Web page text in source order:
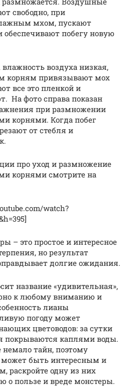
свободно, при
мхом, пускают
побегу новую
воздуха низкая,
корням привязывают мох
все это пленкой и
На фото справа показан
при размножении
корнями. Когда побег
от стебля и
про уход и размножение
корнями смотрите на
watch?
– это простое и интересное
но результат
долгие ожидания.
название «удивительная»,
к любому вниманию и
лианы
погоду может
цветоводов: за сутки
покрываются каплями воды.
тайн, поэтому
быть интересным и
раскройте одну из них
о пользе и вреде монстеры.